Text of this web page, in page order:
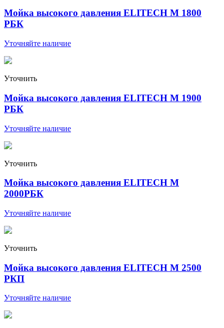
Мойка высокого давления ELITECH М 1800
РБК
Уточняйте наличие
Уточнить
Мойка высокого давления ELITECH М 1900
РБК
Уточняйте наличие
Уточнить
Мойка высокого давления ELITECH М
2000РБК
Уточняйте наличие
Уточнить
Мойка высокого давления ELITECH М 2500
РКП
Уточняйте наличие